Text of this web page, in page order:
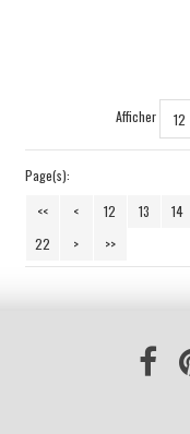
Afficher
Page(s):
<<
< 12 13 14
22
> >>